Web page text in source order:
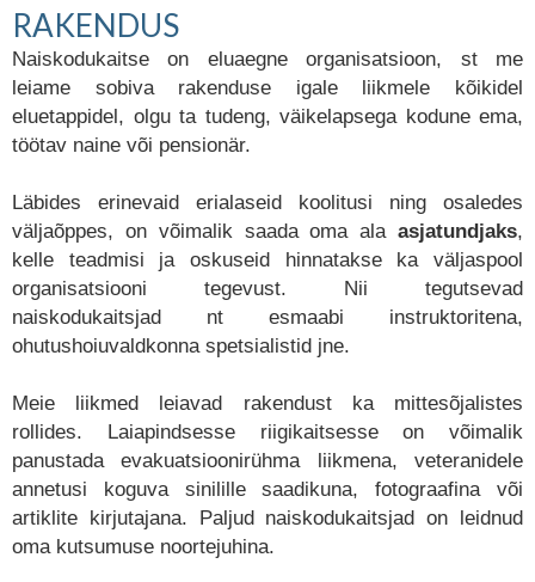
RAKENDUS
Naiskodukaitse on eluaegne organisatsioon, st me
leiame sobiva rakenduse igale liikmele kõikidel
eluetappidel, olgu ta tudeng, väikelapsega kodune ema,
töötav naine või pensionär.
Läbides erinevaid erialaseid koolitusi ning osaledes
väljaõppes, on võimalik saada oma ala asjatundjaks,
kelle teadmisi ja oskuseid hinnatakse ka väljaspool
organisatsiooni tegevust. Nii tegutsevad
naiskodukaitsjad nt esmaabi instruktoritena,
ohutushoiuvaldkonna spetsialistid jne.
Meie liikmed leiavad rakendust ka mittesõjalistes
rollides. Laiapindsesse riigikaitsesse on võimalik
panustada evakuatsioonirühma liikmena, veteranidele
annetusi koguva sinilille saadikuna, fotograafina või
artiklite kirjutajana. Paljud naiskodukaitsjad on leidnud
oma kutsumuse noortejuhina.